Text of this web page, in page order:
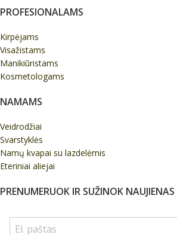
PROFESIONALAMS
Kirpėjams
Visažistams
Manikiūristams
Kosmetologams
NAMAMS
Veidrodžiai
Svarstyklės
Namų kvapai su lazdelėmis
Eteriniai aliejai
PRENUMERUOK IR SUŽINOK